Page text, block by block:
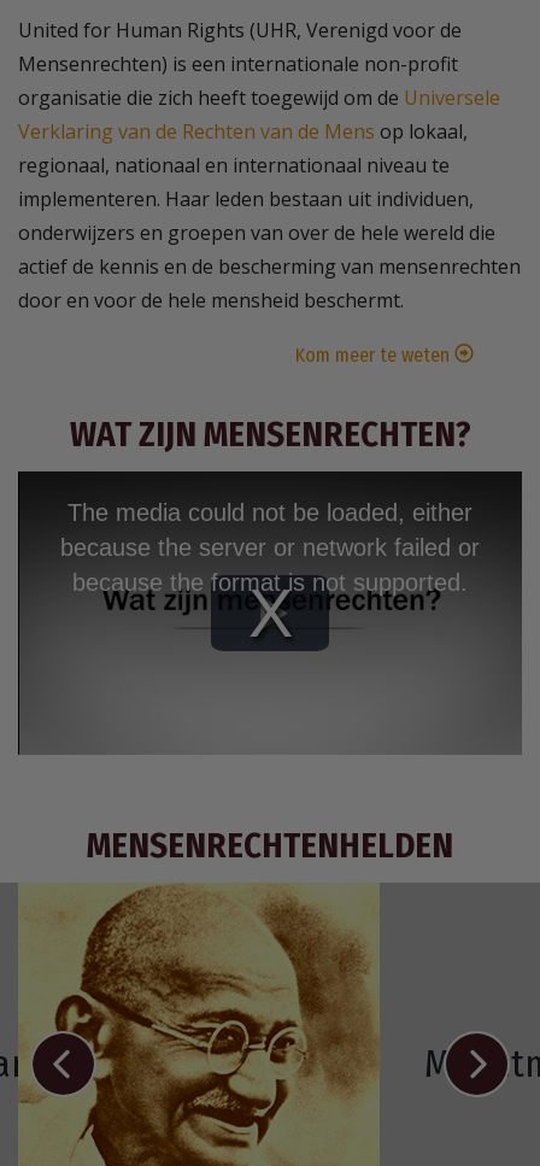
United for Human Rights (UHR, Verenigd voor de
Mensenrechten) is een internationale non-profit
organisatie die zich heeft toegewijd om de Universele
Verklaring van de Rechten van de Mens op lokaal,
regionaal, nationaal en internationaal niveau te
implementeren. Haar leden bestaan uit individuen,
onderwijzers en groepen van over de hele wereld die
actief de kennis en de bescherming van mensenrechten
door en voor de hele mensheid beschermt.
Kom meer te weten
WAT ZIJN MENSENRECHTEN?
Play
The media could not be loaded, either
because the server or network failed or
because the format is not supported.
MENSENRECHTENHELDEN
Horta